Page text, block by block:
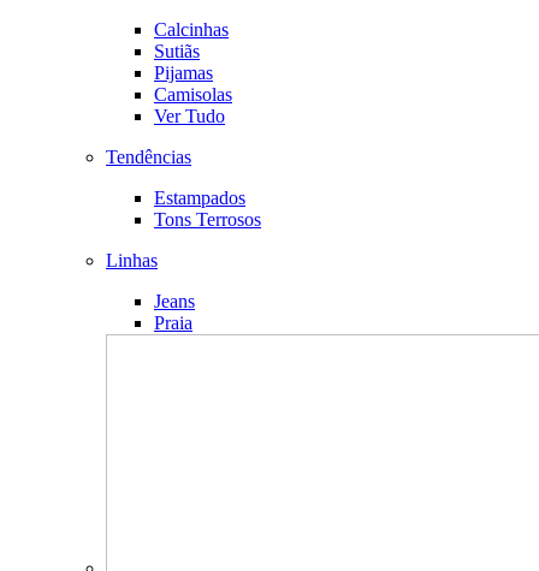
Calcinhas
Sutiãs
Pijamas
Camisolas
Ver Tudo
Tendências
Estampados
Tons Terrosos
Linhas
Jeans
Praia